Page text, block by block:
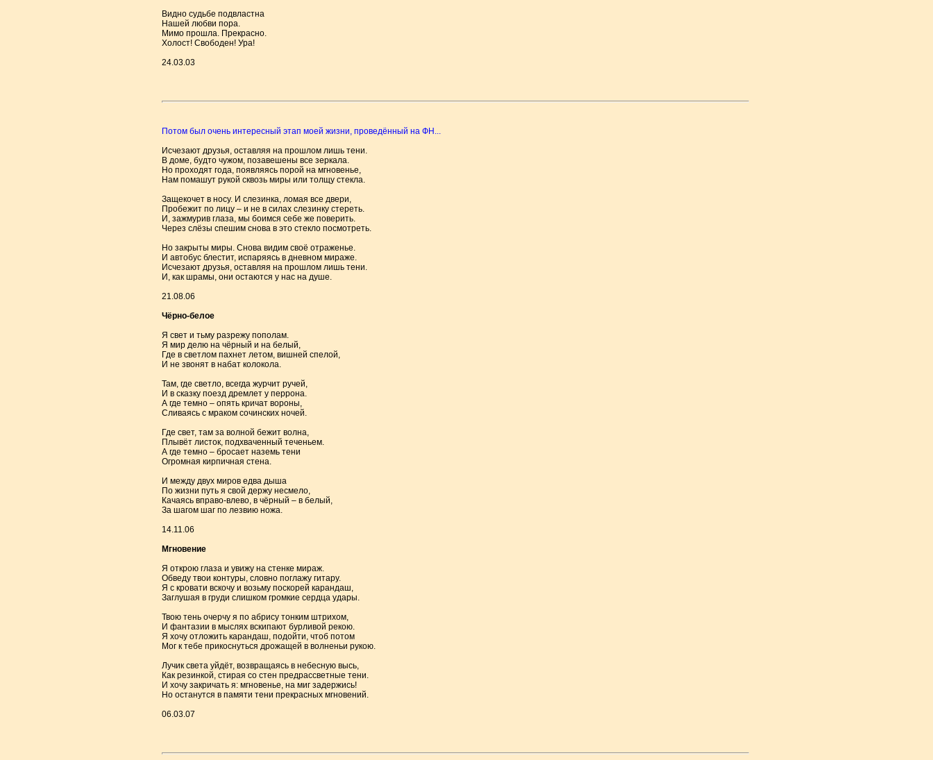
Видно судьбе подвластна
Нашей любви пора.
Мимо прошла. Прекрасно.
Холост! Свободен! Ура!
24.03.03
Потом был очень интересный этап моей жизни, проведённый на ФН...
Исчезают друзья, оставляя на прошлом лишь тени.
В доме, будто чужом, позавешены все зеркала.
Но проходят года, появляясь порой на мгновенье,
Нам помашут рукой сквозь миры или толщу стекла.
Защекочет в носу. И слезинка, ломая все двери,
Пробежит по лицу – и не в силах слезинку стереть.
И, зажмурив глаза, мы боимся себе же поверить.
Через слёзы спешим снова в это стекло посмотреть.
Но закрыты миры. Снова видим своё отраженье.
И автобус блестит, испаряясь в дневном мираже.
Исчезают друзья, оставляя на прошлом лишь тени.
И, как шрамы, они остаются у нас на душе.
21.08.06
Чёрно-белое
Я свет и тьму разрежу пополам.
Я мир делю на чёрный и на белый,
Где в светлом пахнет летом, вишней спелой,
И не звонят в набат колокола.
Там, где светло, всегда журчит ручей,
И в сказку поезд дремлет у перрона.
А где темно – опять кричат вороны,
Сливаясь с мраком сочинских ночей.
Где свет, там за волной бежит волна,
Плывёт листок, подхваченный теченьем.
А где темно – бросает наземь тени
Огромная кирпичная стена.
И между двух миров едва дыша
По жизни путь я свой держу несмело,
Качаясь вправо-влево, в чёрный – в белый,
За шагом шаг по лезвию ножа.
14.11.06
Мгновение
Я открою глаза и увижу на стенке мираж.
Обведу твои контуры, словно поглажу гитару.
Я с кровати вскочу и возьму поскорей карандаш,
Заглушая в груди слишком громкие сердца удары.
Твою тень очерчу я по абрису тонким штрихом,
И фантазии в мыслях вскипают бурливой рекою.
Я хочу отложить карандаш, подойти, чтоб потом
Мог к тебе прикоснуться дрожащей в волненьи рукою.
Лучик света уйдёт, возвращаясь в небесную высь,
Как резинкой, стирая со стен предрассветные тени.
И хочу закричать я: мгновенье, на миг задержись!
Но останутся в памяти тени прекрасных мгновений.
06.03.07